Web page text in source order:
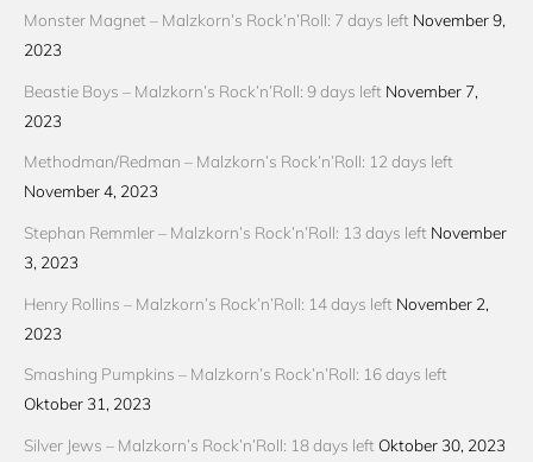
Monster Magnet – Malzkorn’s Rock’n’Roll: 7 days left November 9,
2023
Beastie Boys – Malzkorn’s Rock’n’Roll: 9 days left November 7,
2023
Methodman/Redman – Malzkorn’s Rock’n’Roll: 12 days left
November 4, 2023
Stephan Remmler – Malzkorn’s Rock’n’Roll: 13 days left November
3, 2023
Henry Rollins – Malzkorn’s Rock’n’Roll: 14 days left November 2,
2023
Smashing Pumpkins – Malzkorn’s Rock’n’Roll: 16 days left
Oktober 31, 2023
Silver Jews – Malzkorn’s Rock’n’Roll: 18 days left Oktober 30, 2023